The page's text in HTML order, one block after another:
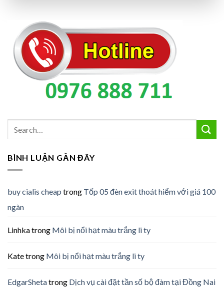
BÌNH LUẬN GẦN ĐÂY
buy cialis cheap trong Tốp 05 đèn exit thoát hiểm với giá 100
ngàn
Linhkatrong Môi bị nổi hạt màu trắng li ty
Katetrong Môi bị nổi hạt màu trắng li ty
EdgarShetatrong Dịch vụ cài đặt tần số bộ đàm tại Đồng Nai